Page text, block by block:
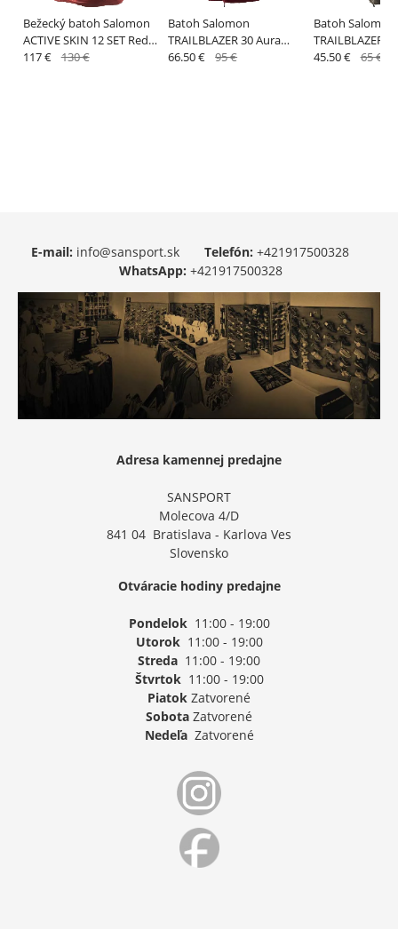
Bežecký batoh Salomon
ACTIVE SKIN 12 SET Red
Dahlia / High Risk
117 € 130 €
Batoh Salomon
TRAILBLAZER 30 Aura
Orange / Biking Red
66.50 € 95 €
Batoh Salomon
TRAILBLAZER
Khaki / Glacier
45.50 € 65 €
E-mail: info@sansport.sk Telefón: +421917500328
WhatsApp: +421917500328
Adresa kamennej predajne
SANSPORT
Molecova 4/D
841 04 Bratislava - Karlova Ves
Slovensko
Otváracie hodiny predajne
Pondelok11:00 - 19:00
Utorok11:00 - 19:00
Streda 11:00 - 19:00
Štvrtok11:00 - 19:00
Piatok Zatvorené
Sobota Zatvorené
NedeľaZatvorené